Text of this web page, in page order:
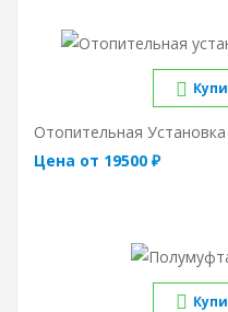
Отопительная
Цена от 19500 ₽